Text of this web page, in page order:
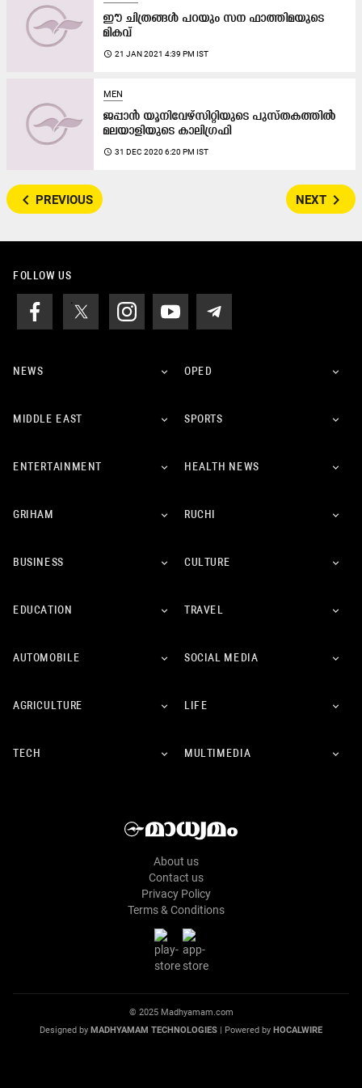
ഈ ചിത്രങ്ങൾ പറയും സന ഫാത്തിമയുടെ
മികവ്
access_time 21 JAN 2021 4:39 PM IST
MEN
ജപ്പാൻ യൂനിവേഴ്സിറ്റിയുടെ പുസ്തകത്തിൽ
മലയാളിയുടെ കാലിഗ്രഫി
access_time 31 DEC 2020 6:20 PM IST
navigate_before PREVIOUS NEXT navigate_next
FOLLOW US
NEWS OPED
MIDDLE EAST SPORTS
ENTERTAINMENT HEALTH NEWS
GRIHAM RUCHI
BUSINESS CULTURE
EDUCATION TRAVEL
AUTOMOBILE SOCIAL MEDIA
AGRICULTURE LIFE
TECH MULTIMEDIA
About us
Contact us
Privacy Policy
Terms & Conditions
© 2025 Madhyamam.com
Designed by MADHYAMAM TECHNOLOGIES | Powered by HOCALWIRE